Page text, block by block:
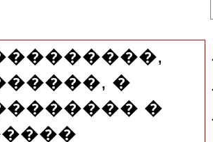
�
�